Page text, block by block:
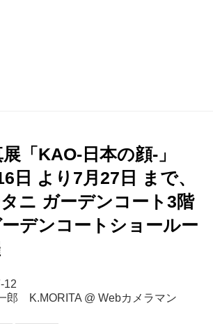
「KAO-日本の顔-」
日 より7月27日 まで、
ニ ガーデンコート3階
デンコートショールー
12
郎 K.MORITA@ Webカメラマン